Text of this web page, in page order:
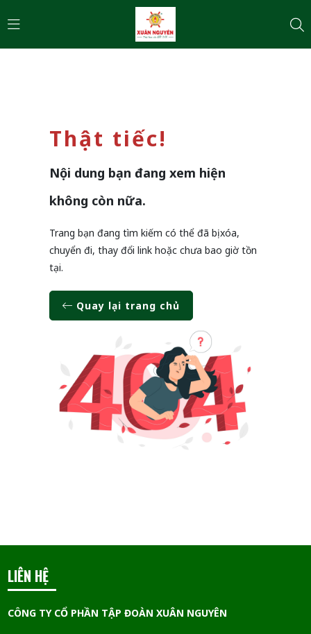
Thật tiếc!
Nội dung bạn đang xem hiện
không còn nữa.
Trang bạn đang tìm kiếm có thể đã bị xóa,
chuyển đi, thay đổi link hoặc chưa bao giờ tồn
tại.
Quay lại trang chủ
LIÊN HỆ
CÔNG TY CỔ PHẦN TẬP ĐOÀN XUÂN NGUYÊN